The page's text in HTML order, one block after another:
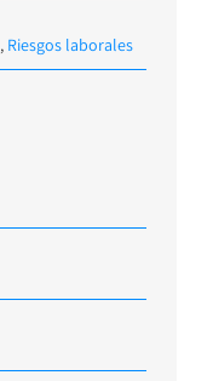
, Riesgos laborales